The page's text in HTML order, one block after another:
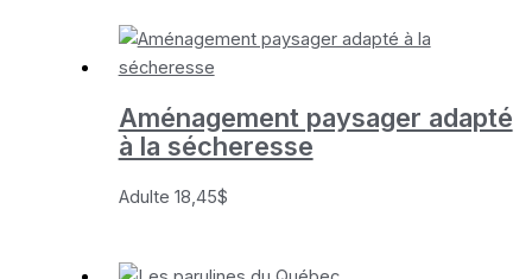
Aménagement paysager adapté
à la sécheresse
Adulte 18,45$